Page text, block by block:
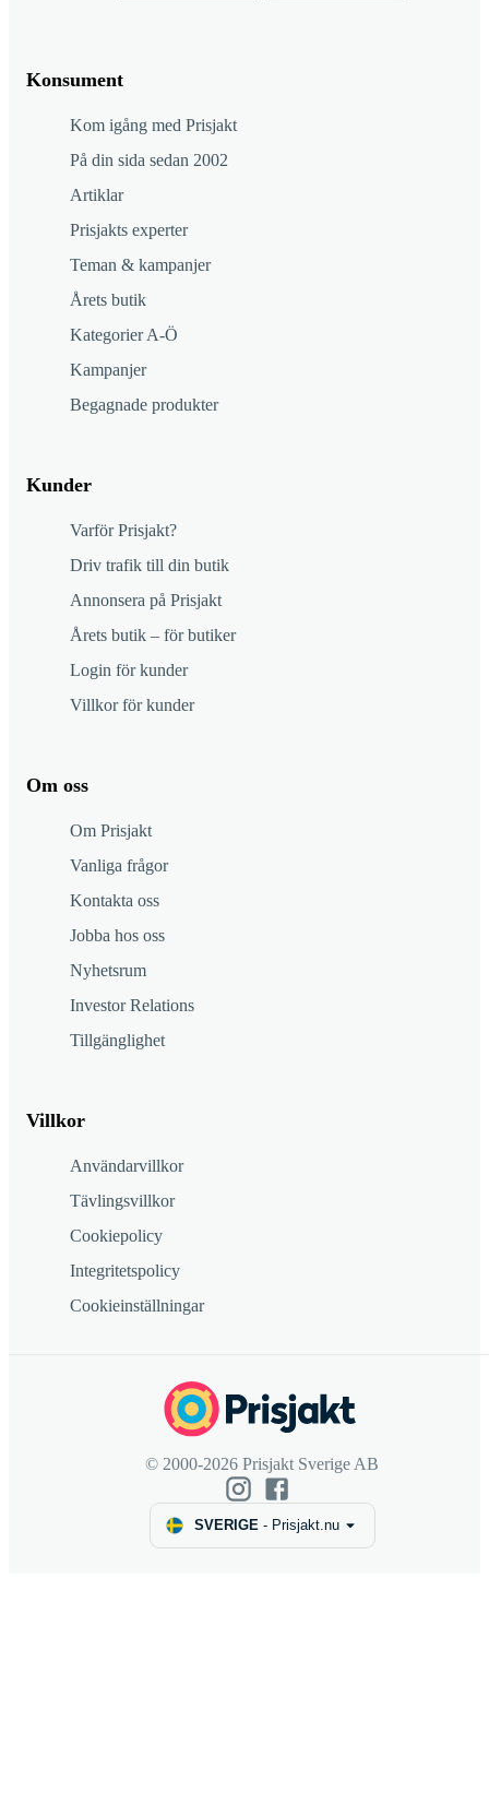
Konsument
Kom igång med Prisjakt
På din sida sedan 2002
Artiklar
Prisjakts experter
Teman & kampanjer
Årets butik
Kategorier A-Ö
Kampanjer
Begagnade produkter
Kunder
Varför Prisjakt?
Driv trafik till din butik
Annonsera på Prisjakt
Årets butik – för butiker
Login för kunder
Villkor för kunder
Om oss
Om Prisjakt
Vanliga frågor
Kontakta oss
Jobba hos oss
Nyhetsrum
Investor Relations
Tillgänglighet
Villkor
Användarvillkor
Tävlingsvillkor
Cookiepolicy
Integritetspolicy
Cookieinställningar
© 2000-2026 Prisjakt Sverige AB
SVERIGE- Prisjakt.nu